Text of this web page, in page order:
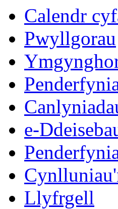
Calendr
Pwyllgorau
e-
Llyfrgell